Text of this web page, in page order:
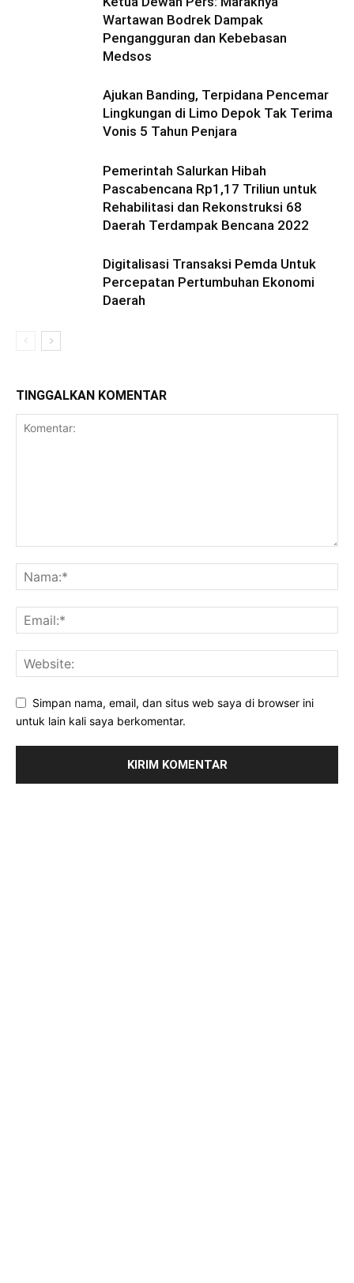
Wartawan Bodrek Dampak
Pengangguran dan Kebebasan
Medsos
Ajukan Banding, Terpidana Pencemar
Lingkungan di Limo Depok Tak Terima
Vonis 5 Tahun Penjara
Pemerintah Salurkan Hibah
Pascabencana Rp1,17 Triliun untuk
Rehabilitasi dan Rekonstruksi 68
Daerah Terdampak Bencana 2022
Digitalisasi Transaksi Pemda Untuk
Percepatan Pertumbuhan Ekonomi
Daerah
TINGGALKAN KOMENTAR
Simpan nama, email, dan situs web saya di browser ini
untuk lain kali saya berkomentar.